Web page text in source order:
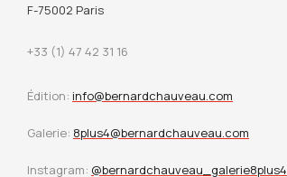
F-75002 Paris
+33 (1) 47 42 31 16
Édition: info@bernardchauveau.com
Galerie: 8plus4@bernardchauveau.com
Instagram: @bernardchauveau_galerie8plus4